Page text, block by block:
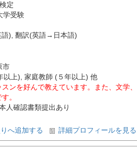
定
学受験
) 翻訳(英語→日本語)
市
以上), 家庭教師 (５年以上) 他
ンを好んで教えています。また、文学、
。
人確認書類提出あり
へ追加する 詳細プロフィールを見る